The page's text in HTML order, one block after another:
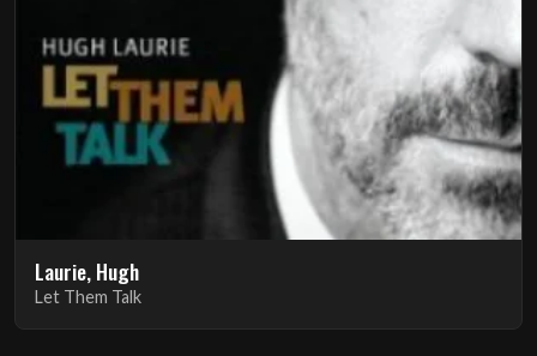
Laurie, Hugh
Let Them Talk